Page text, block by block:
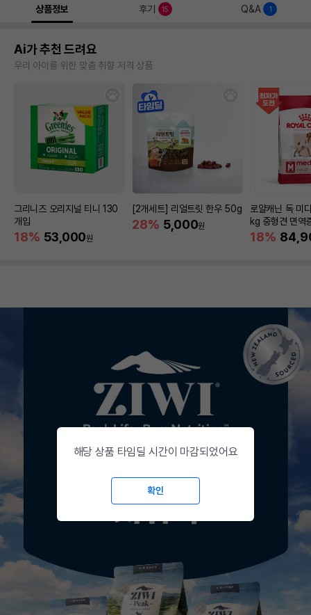
상품정보 후기 15 Q&A 1
Ai가 추천 드려요
우리 아이를 위한 맞춤 취향 저격 상품
그리니즈 오리지널 티니 130
개입
18% 53,000원
[2개세트] 리얼트릿 한우 50g
28% 5,000원
로얄캐닌 독 미
kg 중형견 면역
18%
해당 상품 타임딜 시간이 마감되었어요
확인